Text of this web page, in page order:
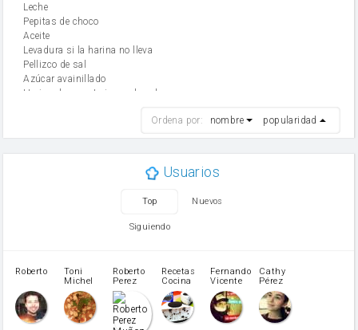
leche
Pepitas de choco
aceite
Levadura si la harina no lleva
Pellizco de sal
Azúcar avainillado
Harina de reposteria con levadura
mantequilla
Opcional: Azúcar avainillado
patatas
pimiento rojo
Pimentón
Ordena por: nombre popularidad
Usuarios
Top Nuevos
Siguiendo
Roberto
Toni
Michel
Caubet
Roberto
Perez
Muñoz
Recetas
Cocina
Fernando
Vicente
Cathy
Pérez